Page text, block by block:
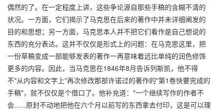
偶然的了。在一定程度上讲，这些争论源自那些手稿的含糊不清的
状况。一方面，它们揭示了马克思在后来的著作中并未详细阐发的
目的和思想；另一方面，马克思本人并不把它们看作是自己想说的
东西的充分表达。这并不仅仅是形式上的问题：在马克思这里，把
一份草稿变成一部能够发表的著作一再意味着远比单纯的润色修饰
更多的内容。因此，当马克思在1846年8月告诉列斯凯，他不得
不"从内容和文字上"再次修改那部许诺过的著作的"第1卷快要完成的
手稿"，就不仅仅是个借口了。他补充道："一个继续写作的作者不
会......原封不动地把他在六个月以前写的东西拿去付印，这是可以理